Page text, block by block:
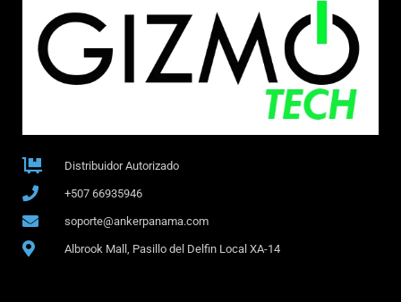
Distribuidor Autorizado
+507 66935946
soporte@ankerpanama.com
Albrook Mall, Pasillo del Delfin Local XA-14